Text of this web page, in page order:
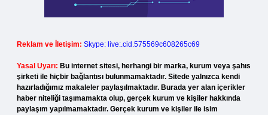
Reklam ve İletişim: Skype: live:.cid.575569c608265c69
Yasal Uyarı: Bu internet sitesi, herhangi bir marka, kurum veya şahıs
şirketi ile hiçbir bağlantısı bulunmamaktadır. Sitede yalnızca kendi
hazırladığımız makaleler paylaşılmaktadır. Burada yer alan içerikler
haber niteliği taşımamakta olup, gerçek kurum ve kişiler hakkında
paylaşım yapılmamaktadır. Gerçek kurum ve kişiler ile isim